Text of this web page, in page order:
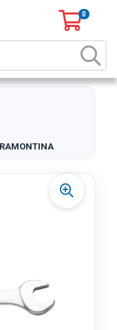
0